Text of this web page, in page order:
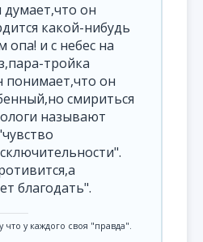
думает,что он
какой-нибудь
опа! и с небес на
тройка
понимает,что он
смириться
называют
благодать".
у каждого своя "правда".